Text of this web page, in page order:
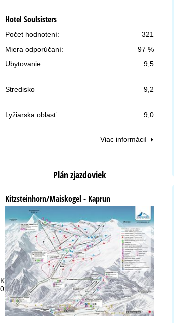
Kontakt
02/ 33 45 65 05 alebo +4922188828460
Hotel Soulsisters
321
Počet hodnotení:
97 %
Miera odporúčaní:
Ubytovanie
9,5
Stredisko 9,2
Lyžiarska oblasť 9,0
Viac informácií
Plán zjazdoviek
Kitzsteinhorn/Maiskogel - Kaprun